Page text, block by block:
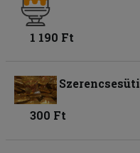
1 190 Ft
Szerencsesüti
300 Ft